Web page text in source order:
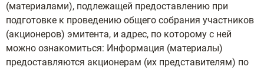
(материалами), подлежащей предоставлению при
подготовке к проведению общего собрания участников
(акционеров) эмитента, и адрес, по которому с ней
можно ознакомиться: Информация (материалы)
предоставляются акционерам (их представителям) по